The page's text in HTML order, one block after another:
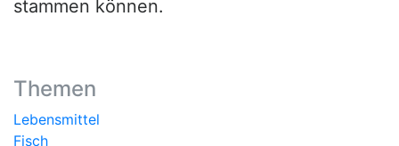
stammen können.
Themen
Lebensmittel
Fisch